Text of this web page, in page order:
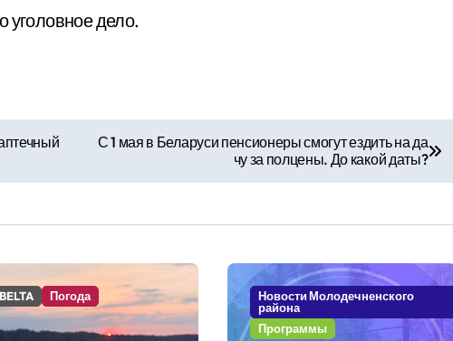
уголовное дело.
С 1 мая в Беларуси пенсионеры смогут ездить на да
чу за полцены. До какой даты?
BELTA Погода
Новости Молодечненского
района
Программы